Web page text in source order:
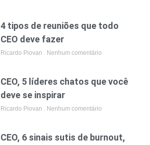
4 tipos de reuniões que todo
CEO deve fazer
Ricardo Piovan Nenhum comentário
CEO, 5 líderes chatos que você
deve se inspirar
Ricardo Piovan Nenhum comentário
CEO, 6 sinais sutis de burnout,